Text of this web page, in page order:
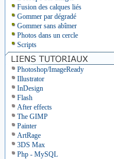
Fusion des calques liés
Gommer par dégradé
Gommer sans abîmer
Photos dans un cercle
Scripts
Photoshop/ImageReady
Illustrator
InDesign
Flash
After effects
The GIMP
Painter
ArtRage
3DS Max
Php - MySQL